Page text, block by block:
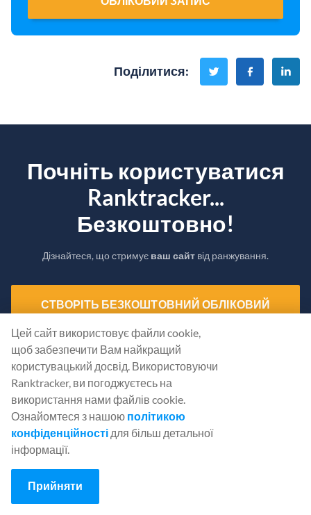
Поділитися:
Почніть користуватися
Ranktracker...
Безкоштовно!
Дізнайтеся, що стримує ваш сайт від ранжування.
СТВОРІТЬ БЕЗКОШТОВНИЙ ОБЛІКОВИЙ
АбоУвійдіть, використовуючи свої облікові дані
Цей сайт використовує файли cookie,
щоб забезпечити Вам найкращий
користувацький досвід. Використовуючи
Ranktracker, ви погоджуєтесь на
використання нами файлів cookie.
Ознайомтеся з нашою політикою
конфіденційності для більш детальної
інформації.
Прийняти